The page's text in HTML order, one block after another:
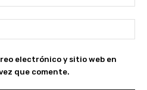
electrónico y sitio web en
que comente.